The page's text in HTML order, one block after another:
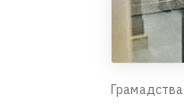
Грамадства